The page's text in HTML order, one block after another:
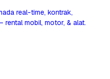
real-time, kontrak,
rental mobil, motor, & alat.